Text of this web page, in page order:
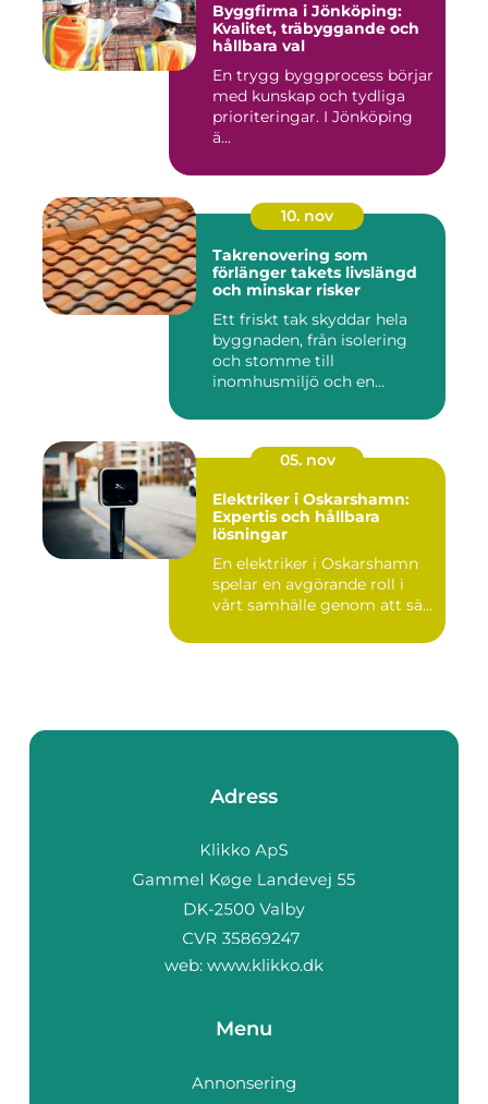
Byggfirma i Jönköping:
Kvalitet, träbyggande och
hållbara val
En trygg byggprocess börjar
med kunskap och tydliga
prioriteringar. I Jönköping
ä...
10. nov
Takrenovering som
förlänger takets livslängd
och minskar risker
Ett friskt tak skyddar hela
byggnaden, från isolering
och stomme till
inomhusmiljö och en...
05. nov
Elektriker i Oskarshamn:
Expertis och hållbara
lösningar
En elektriker i Oskarshamn
spelar en avgörande roll i
vårt samhälle genom att sä...
Adress
web: www.klikko.dk
Menu
Annonsering